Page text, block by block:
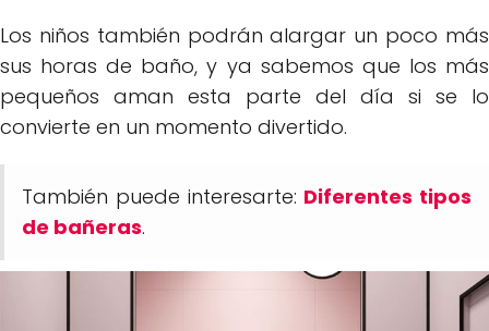
Los niños también podrán alargar un poco más
sus horas de baño, y ya sabemos que los más
pequeños aman esta parte del día si se lo
convierte en un momento divertido.
También puede interesarte: Diferentes tipos
de bañeras.